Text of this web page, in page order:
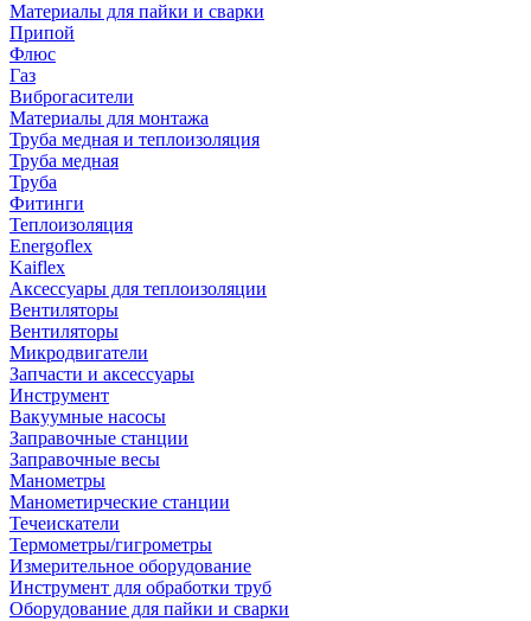
Материалы для пайки и сварки
Припой
Флюс
Газ
Виброгасители
Материалы для монтажа
Труба медная и теплоизоляция
Труба медная
Труба
Фитинги
Теплоизоляция
Energoflex
Kaiflex
Аксессуары для теплоизоляции
Вентиляторы
Вентиляторы
Микродвигатели
Запчасти и аксессуары
Инструмент
Вакуумные насосы
Заправочные станции
Заправочные весы
Манометры
Манометирческие станции
Течеискатели
Термометры/гигрометры
Измерительное оборудование
Инструмент для обработки труб
Оборудование для пайки и сварки